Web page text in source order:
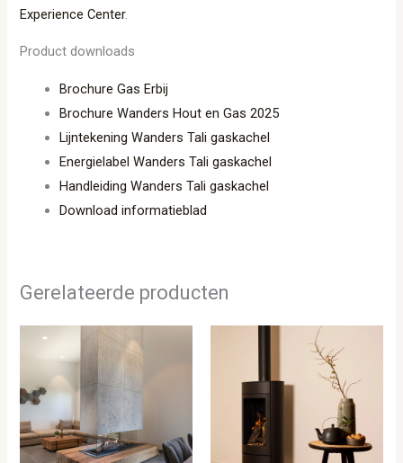
Experience Center.
Product downloads
Brochure Gas Erbij
Brochure Wanders Hout en Gas 2025
Lijntekening Wanders Tali gaskachel
Energielabel Wanders Tali gaskachel
Handleiding Wanders Tali gaskachel
Download informatieblad
Gerelateerde producten